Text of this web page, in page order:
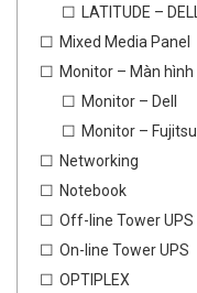
LATITUDE – DELL
Mixed Media Panel
Monitor – Màn hình
Monitor – Dell
Monitor – Fujitsu
Networking
Notebook
Off-line Tower UPS
On-line Tower UPS
OPTIPLEX